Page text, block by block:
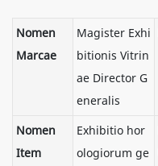
Nomen
Marcae
Magister Exhi
bitionis Vitrin
ae Director G
eneralis
Nomen
Item
Exhibitio hor
ologiorum ge